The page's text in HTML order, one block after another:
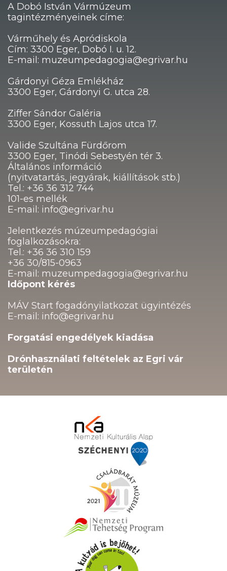
A Dobó István Vármúzeum
tagintézményeinek címe:
Várműhely és Apródiskola
Cím: 3300 Eger, Dobó I. u. 12.
E-mail: muzeumpedagogia@egrivar.hu
Gárdonyi Géza Emlékház
3300 Eger, Gárdonyi G. utca 28.
Ziffer Sándor Galéria
3300 Eger, Kossuth Lajos utca 17.
Valide Szultána Fürdőrom
3300 Eger, Tinódi Sebestyén tér 3.
Általános információ
(nyitvatartás, jegyárak, kiállítások stb.)
Tel.: +36 36 312 744
101-es mellék
E-mail: info@egrivar.hu
Jelentkezés múzeumpedagógiai
foglalkozásokra:
Tel.: +36 36 310 159
+36 30/815-0963
E-mail: muzeumpedagogia@egrivar.hu
Időpont kérés
MÁV Start fogadónyilatkozat ügyintézés
E-mail: info@egrivar.hu
Forgatási engedélyek kiadása
Drónhasználati feltételek az Egri vár
területén